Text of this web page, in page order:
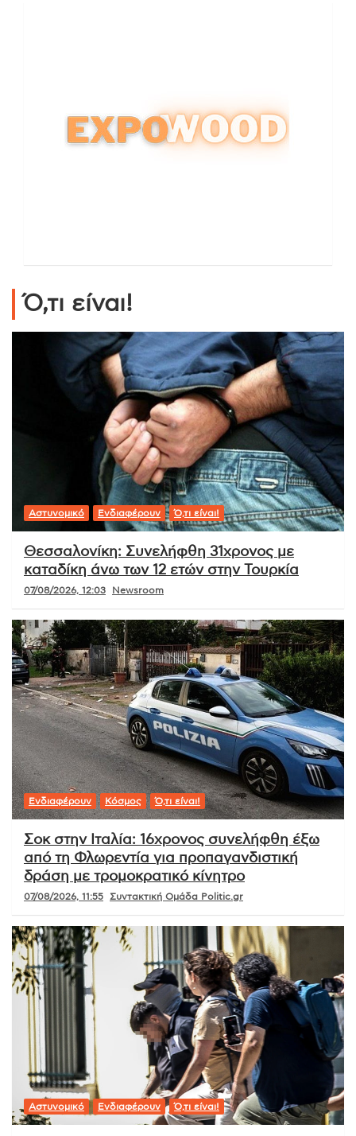
Ό,τι είναι!
Αστυνομικό Ενδιαφέρουν Ό,τι είναι!
Θεσσαλονίκη: Συνελήφθη 31χρονος με
καταδίκη άνω των 12 ετών στην Τουρκία
07/08/2026, 12:03 Newsroom
Ενδιαφέρουν Κόσμος Ό,τι είναι!
Σοκ στην Ιταλία: 16χρονος συνελήφθη έξω
από τη Φλωρεντία για προπαγανδιστική
δράση με τρομοκρατικό κίνητρο
07/08/2026, 11:55 Συντακτική Ομάδα Politic.gr
Αστυνομικό Ενδιαφέρουν Ό,τι είναι!